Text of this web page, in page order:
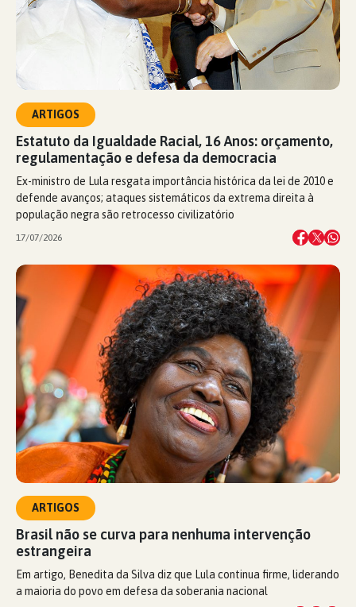
ARTIGOS
Estatuto da Igualdade Racial, 16 Anos: orçamento,
regulamentação e defesa da democracia
Ex-ministro de Lula resgata importância histórica da lei de 2010 e
defende avanços; ataques sistemáticos da extrema direita à
população negra são retrocesso civilizatório
17/07/2026
ARTIGOS
Brasil não se curva para nenhuma intervenção
estrangeira
Em artigo, Benedita da Silva diz que Lula continua firme, liderando
a maioria do povo em defesa da soberania nacional